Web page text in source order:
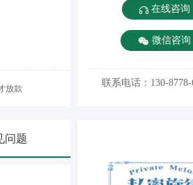
放款
问题
在线咨询
微信咨询
联系电话：130-8778-